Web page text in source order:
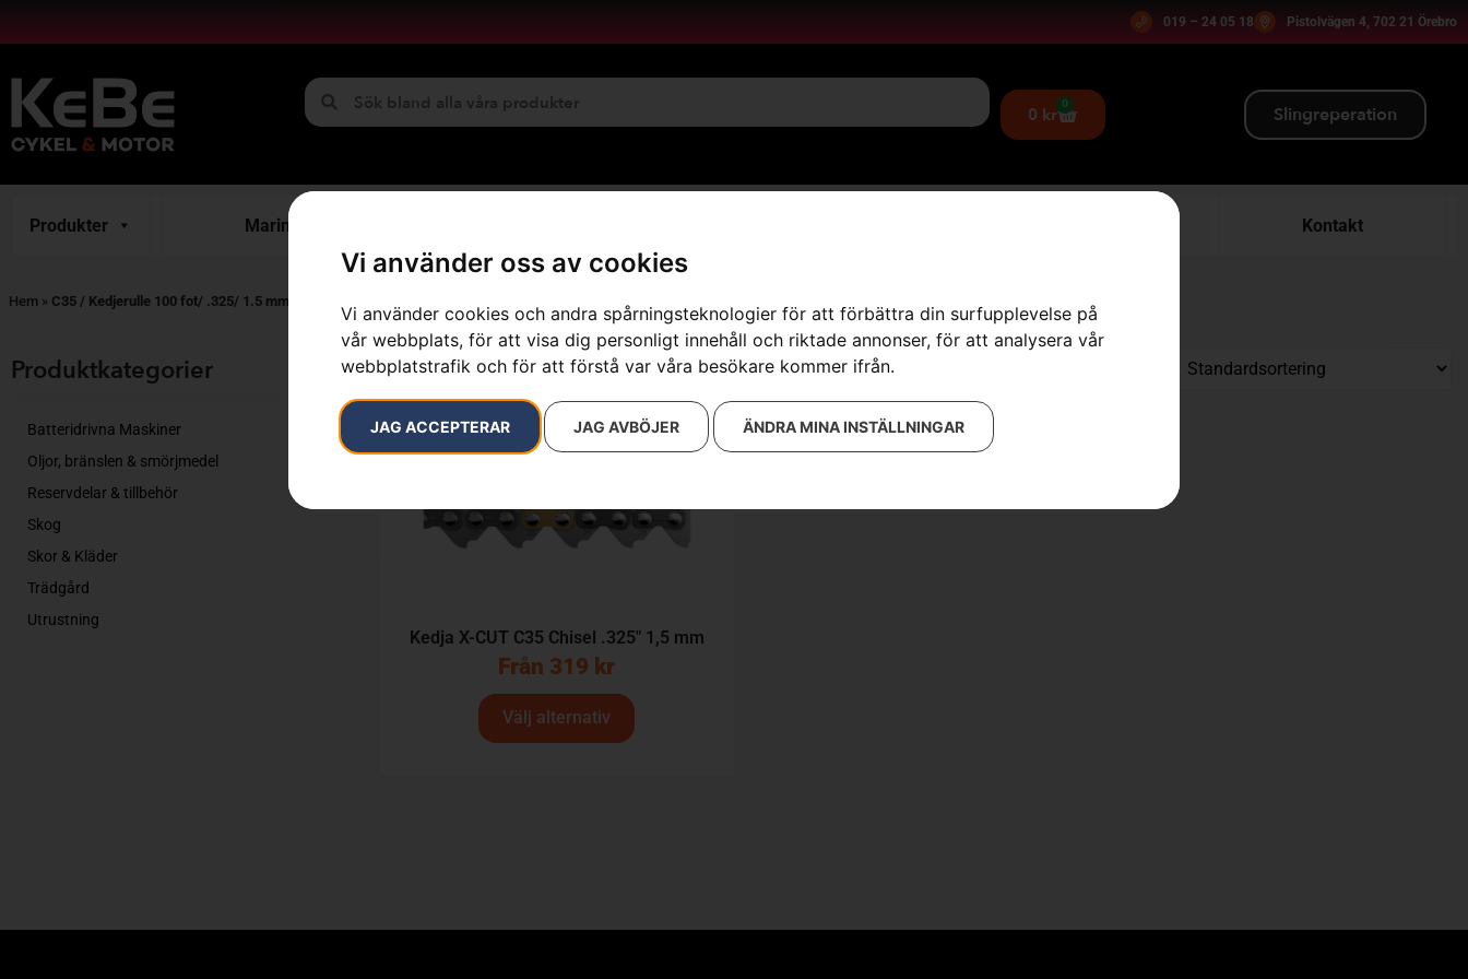
Vi använder oss av cookies
Vi använder cookies och andra spårningsteknologier för att förbättra din surfupplevelse på
vår webbplats, för att visa dig personligt innehåll och riktade annonser, för att analysera vår
webbplatstrafik och för att förstå var våra besökare kommer ifrån.
JAG ACCEPTERAR JAG AVBÖJER ÄNDRA MINA INSTÄLLNINGAR
019 – 24 05 18 Pistolvägen 4, 702 21 Örebro
0 kr 0 Slingreperation
Produkter Marint Kontakt
Hem » C35 / Kedjerulle 100 fot/ .325/ 1.5 mm
Produktkategorier​
Batteridrivna Maskiner
Oljor, bränslen & smörjmedel
Reservdelar & tillbehör
Skog
Skor & Kläder
Trädgård
Utrustning
Endast ett sökresultat
Kedja X-CUT C35 Chisel .325″ 1,5 mm
Från 319 kr
Välj alternativ